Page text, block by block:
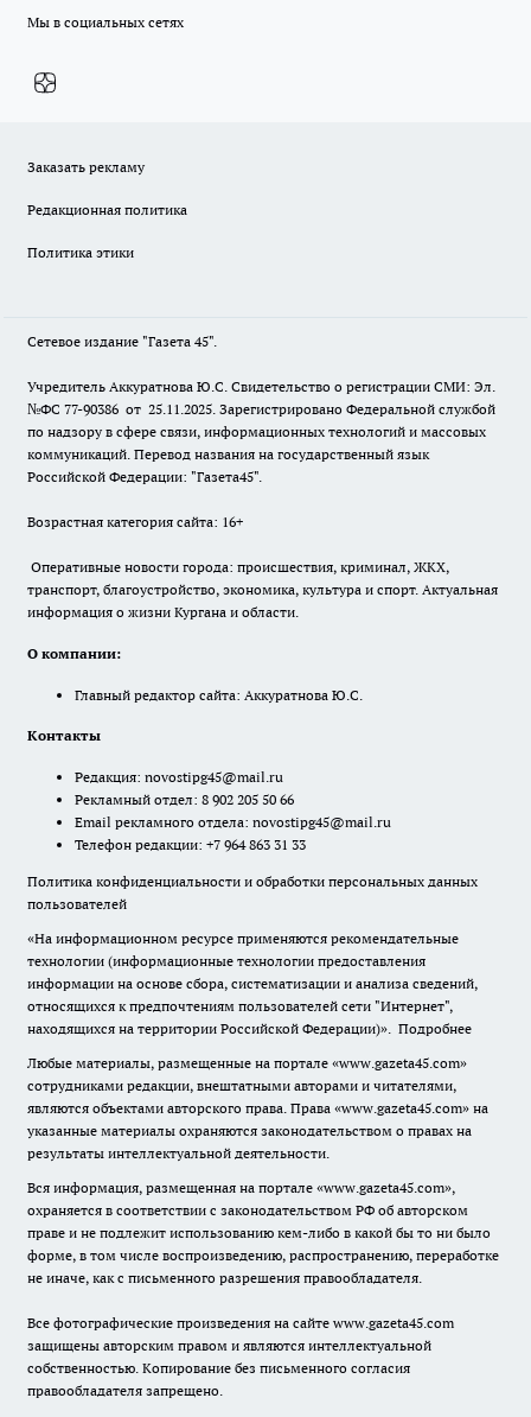
Мы в социальных сетях
Заказать рекламу
Редакционная политика
Политика этики
Сетевое издание "Газета 45".
Учредитель Аккуратнова Ю.С. Свидетельство о регистрации СМИ: Эл.
№ФС 77-90386 от 25.11.2025. Зарегистрировано Федеральной службой
по надзору в сфере связи, информационных технологий и массовых
коммуникаций. Перевод названия на государственный язык
Российской Федерации: "Газета45".
Возрастная категория сайта: 16+
Оперативные новости города: происшествия, криминал, ЖКХ,
транспорт, благоустройство, экономика, культура и спорт. Актуальная
информация о жизни Кургана и области.
О компании:
Главный редактор сайта: Аккуратнова Ю.С.
Контакты
Редакция: novostipg45@mail.ru
Рекламный отдел: 8 902 205 50 66
Email рекламного отдела: novostipg45@mail.ru
Телефон редакции: +7 964 863 31 33
Политика конфиденциальности и обработки персональных данных
пользователей
«На информационном ресурсе применяются рекомендательные
технологии (информационные технологии предоставления
информации на основе сбора, систематизации и анализа сведений,
относящихся к предпочтениям пользователей сети "Интернет",
находящихся на территории Российской Федерации)». Подробнее
Любые материалы, размещенные на портале «www.gazeta45.com»
сотрудниками редакции, внештатными авторами и читателями,
являются объектами авторского права. Права «www.gazeta45.com» на
указанные материалы охраняются законодательством о правах на
результаты интеллектуальной деятельности.
Вся информация, размещенная на портале «www.gazeta45.com»,
охраняется в соответствии с законодательством РФ об авторском
праве и не подлежит использованию кем-либо в какой бы то ни было
форме, в том числе воспроизведению, распространению, переработке
не иначе, как с письменного разрешения правообладателя.
Все фотографические произведения на сайте www.gazeta45.com
защищены авторским правом и являются интеллектуальной
собственностью. Копирование без письменного согласия
правообладателя запрещено.